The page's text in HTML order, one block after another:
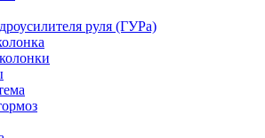
руля (ГУРа)